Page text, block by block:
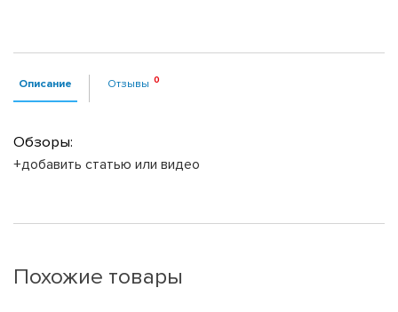
Описание Отзывы
Обзоры:
+добавить статью или видео
Похожие товары